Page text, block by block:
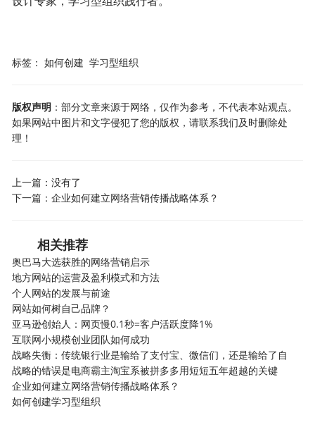
标签： 如何创建 学习型组织
版权声明 ：部分文章来源于网络，仅作为参考，不代表本站观点。
如果网站中图片和文字侵犯了您的版权，请联系我们及时删除处
理！
上一篇：没有了
下一篇：企业如何建立网络营销传播战略体系？
相关推荐
奥巴马大选获胜的网络营销启示
地方网站的运营及盈利模式和方法
个人网站的发展与前途
网站如何树自己品牌？
亚马逊创始人：网页慢0.1秒=客户活跃度降1%
互联网小规模创业团队如何成功
战略失衡：传统银行业是输给了支付宝、微信们，还是输给了自
战略的错误是电商霸主淘宝系被拼多多用短短五年超越的关键
企业如何建立网络营销传播战略体系？
如何创建学习型组织